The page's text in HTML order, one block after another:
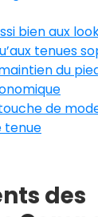
bien aux
tenues
du
de
tenue
des